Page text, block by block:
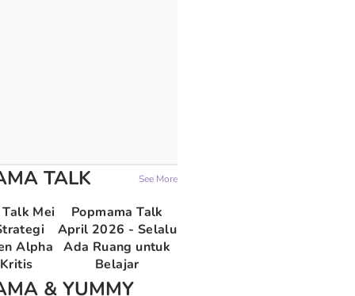
TALK See More
Mei
Alpha
Popmama Talk
April 2026 - Selalu
Ada Ruang untuk
Belajar
& YUMMY